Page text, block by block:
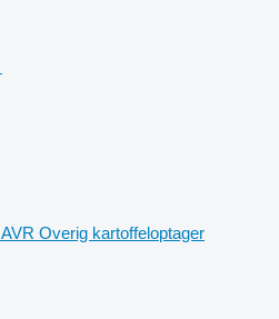
AVR Overig kartoffeloptager